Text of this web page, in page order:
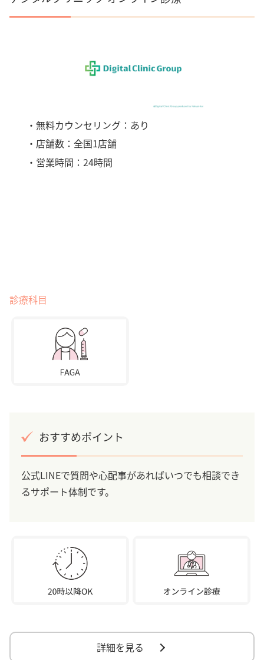
・無料カウンセリング：あり
・店舗数：全国1店舗
・営業時間：24時間
診療科目
おすすめポイント
公式LINEで質問や心配事があればいつでも相談でき
るサポート体制です。
詳細を見る